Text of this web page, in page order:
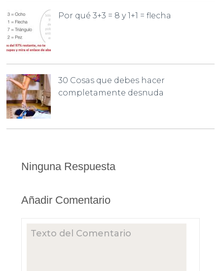
Por qué 3+3 = 8 y 1+1 = flecha
30 Cosas que debes hacer
completamente desnuda
Ninguna Respuesta
Añadir Comentario